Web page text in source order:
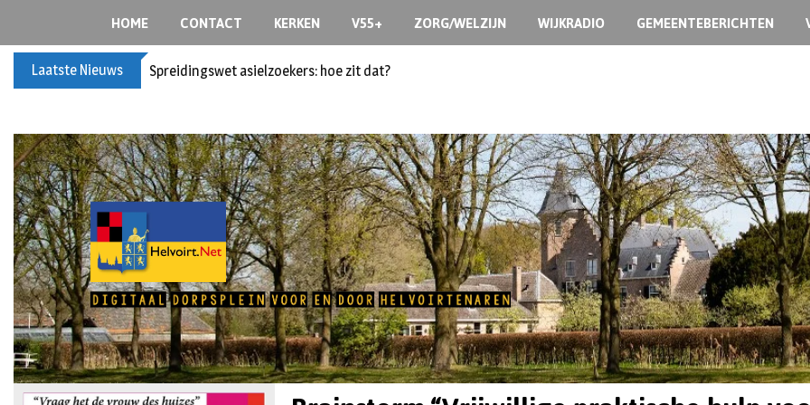
HOME CONTACT KERKEN V55+ ZORG/WELZIJN WIJKRADIO GEMEENTEBERICHTEN
Laatste Nieuws Spreidingswet asielzoekers: hoe zit dat?